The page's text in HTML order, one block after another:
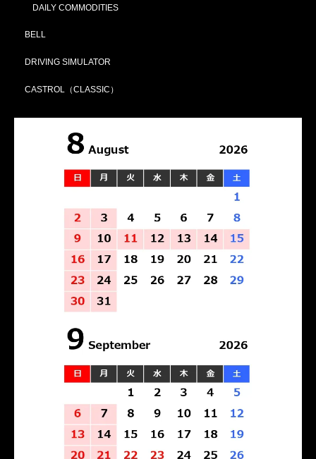
DAILY COMMODITIES
BELL
DRIVING SIMULATOR
CASTROL（CLASSIC）